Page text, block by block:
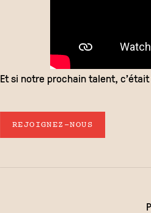
Et si notre prochain talent, c’était
REJOIGNEZ-NOUS